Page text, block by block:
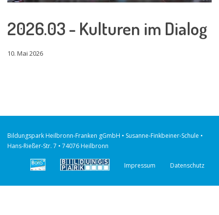
2026.03 - Kulturen im Dialog
10. Mai 2026
Bildungspark Heilbronn-Franken gGmbH • Susanne-Finkbeiner-Schule •
Hans-Rießer-Str. 7 • 74076 Heilbronn
Impressum Datenschutz